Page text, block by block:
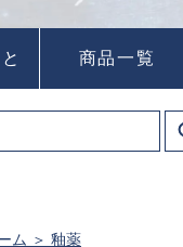
商品一覧
ム ＞ 釉薬